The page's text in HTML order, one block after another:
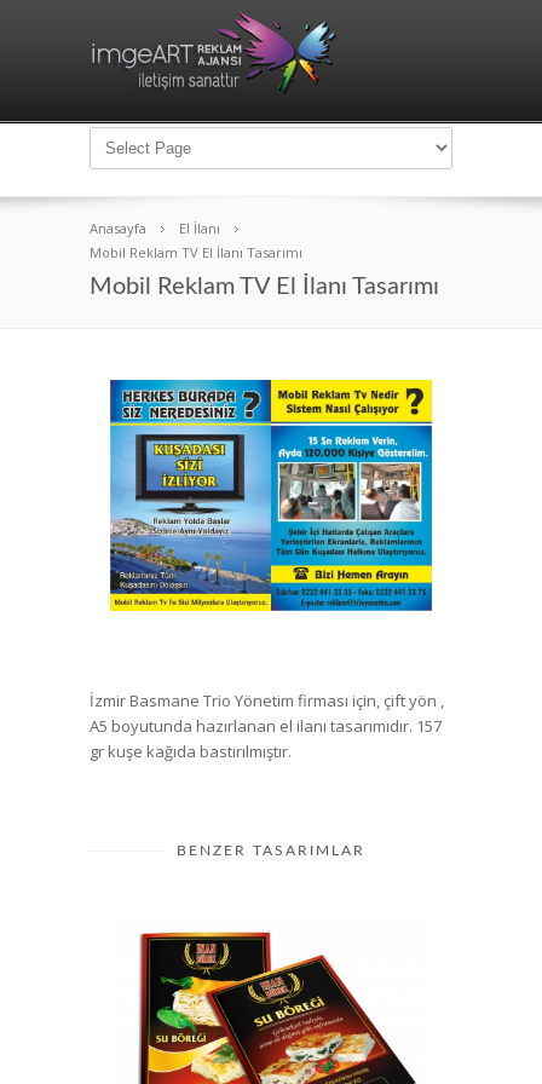
Anasayfa
El İlanı
Mobil Reklam TV El İlanı Tasarımı
Mobil Reklam TV El İlanı Tasarımı
İzmir Basmane Trio Yönetim firması için, çift yön ,
A5 boyutunda hazırlanan el ilanı tasarımıdır. 157
gr kuşe kağıda bastırılmıştır.
BENZER TASARIMLAR
İnan Börek El İlanı Tasarımı
El İlanı